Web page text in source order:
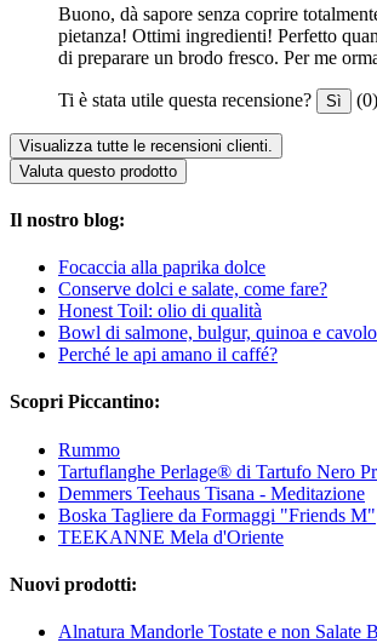
Buono, dà sapore senza coprire
pietanza! Ottimi ingredienti! Perfetto
di preparare un brodo fresco. Per me
Ti è stata utile questa recensione? Sì (0)
Visualizza tutte le recensioni clienti.
Valuta questo prodotto
Il nostro blog:
Focaccia alla paprika dolce
Conserve dolci e salate, come fare?
Honest Toil: olio di qualità
Bowl di salmone, bulgur, quinoa e
Perché le api amano il caffé?
Scopri Piccantino:
Rummo
Tartuflanghe Perlage® di Tartufo Nero
Demmers Teehaus Tisana - Meditazione
Boska Tagliere da Formaggi "Friends M"
TEEKANNE Mela d'Oriente
Nuovi prodotti:
Alnatura Mandorle Tostate e non Salate